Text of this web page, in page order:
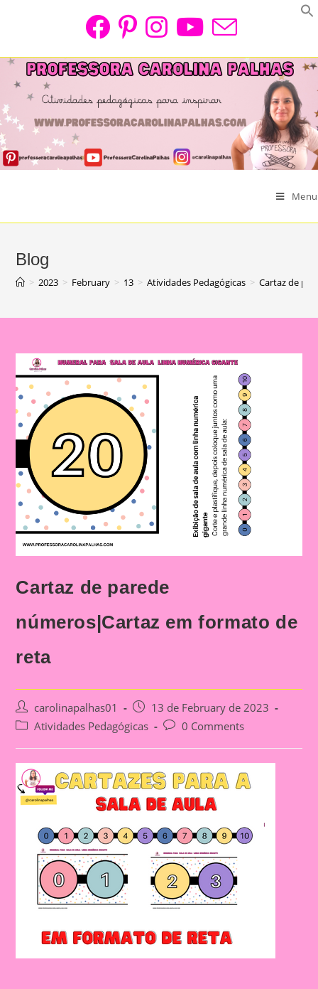
Menu
Blog
> 2023 > February > 13 > Atividades Pedagógicas > Cartaz de
Cartaz de parede
números|Cartaz em formato de
reta
Post
author:
carolinapalhas01
Post
published:
13 de February de 2023
PostAtividades Pedagógicas
Post0 Comments